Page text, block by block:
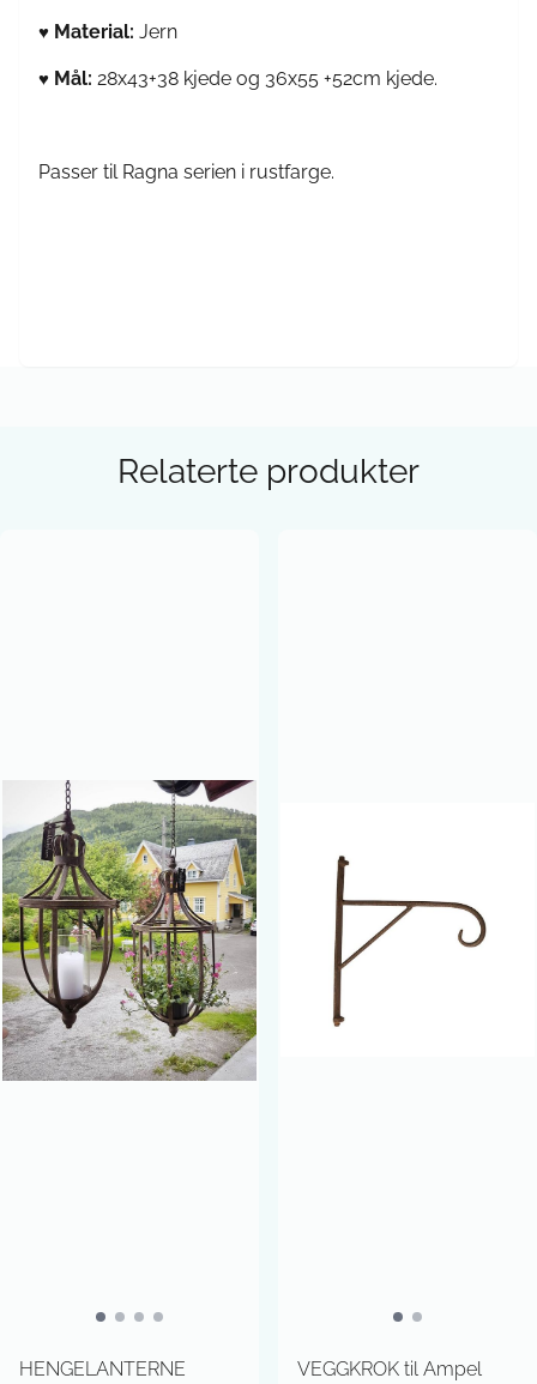
♥ Material: Jern
♥ Mål: 28x43+38 kjede og 36x55 +52cm kjede.
Passer til Ragna serien i rustfarge.
Relaterte produkter
HENGELANTERNE
VEGGKROK til Ampel